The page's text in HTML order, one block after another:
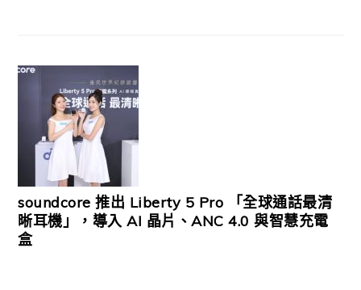
soundcore 推出 Liberty 5 Pro 「全球通話最清
晰耳機」，導入 AI 晶片、ANC 4.0 與智慧充電
盒